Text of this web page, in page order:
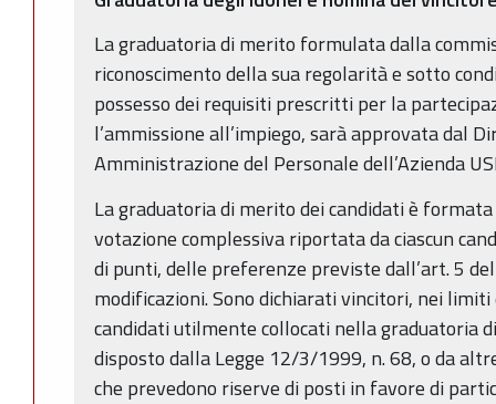
La graduatoria di merito formulata dalla
riconoscimento della sua regolarità e sotto
possesso dei requisiti prescritti per la
l’ammissione all’impiego, sarà approvata dal
Amministrazione del Personale dell’Azienda
La graduatoria di merito dei candidati è
votazione complessiva riportata da ciascun
di punti, delle preferenze previste dall’art. 5
modificazioni. Sono dichiarati vincitori, nei limiti
candidati utilmente collocati nella graduatoria
disposto dalla Legge 12/3/1999, n. 68, o da
che prevedono riserve di posti in favore di